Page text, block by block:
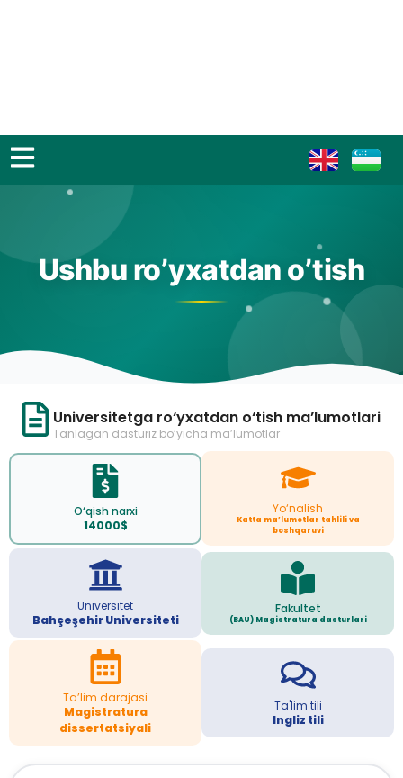
Ushbu ro’yxatdan o’tish
Universitetga ro‘yxatdan o‘tish ma’lumotlari
Tanlagan dasturiz bo‘yicha ma’lumotlar
O‘qish narxi
14000$
Yo‘nalish
Katta ma’lumotlar tahlili va
boshqaruvi
Universitet
Bahçeşehir Universiteti
Fakultet
(BAU) Magistratura dasturlari
Ta’lim darajasi
Magistratura
dissertatsiyali
Ta'lim tili
Ingliz tili